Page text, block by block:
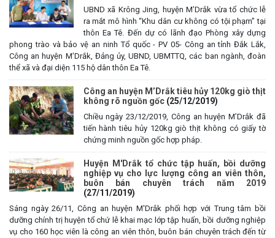
UBND xã Krông Jing, huyện M’Drắk vừa tổ chức lễ
ra mắt mô hình “Khu dân cư không có tội phạm” tại
thôn Ea Tê. Đến dự có lãnh đạo Phòng xây dựng
phong trào và bảo vệ an ninh Tổ quốc - PV 05- Công an tỉnh Đắk Lắk,
Công an huyện M’Drắk, Đảng ủy, UBND, UBMTTQ, các ban ngành, đoàn
thể xã và đại diện 115 hộ dân thôn Ea Tê.
Công an huyện M’Drắk tiêu hủy 120kg giò thịt
không rõ nguồn gốc (25/12/2019)
Chiều ngày 23/12/2019, Công an huyện M’Drắk đã
tiến hành tiêu hủy 120kg giò thịt không có giấy tờ
chứng minh nguồn gốc hợp pháp.
Huyện M'Drắk tổ chức tập huấn, bồi dưỡng
nghiệp vụ cho lực lượng công an viên thôn,
buôn bán chuyên trách năm 2019
(27/11/2019)
Sáng ngày 26/11, Công an huyện M'Drắk phối hợp với Trung tâm bồi
dưỡng chính trị huyện tổ chứ lễ khai mạc lớp tập huấn, bồi dưỡng nghiệp
vụ cho 160 học viên là công an viên thôn, buôn bán chuyên trách đến từ